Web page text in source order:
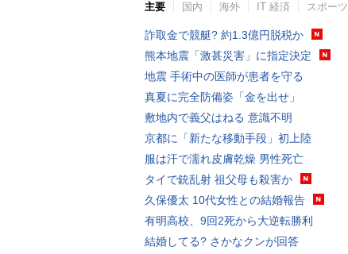
主要 国内 海外 IT 経済 スポーツ
詐取金で競艇? 約1.3億円脱税か
熊本地震「激甚災害」に指定決定
地震 手術中の医師が患者を守る
真夏に完全防備姿「金を出せ」
敷地内で義父はねる 意識不明
京都に「新たな移動手段」初上陸
服は汗で濡れ皮膚乾燥 男性死亡
タイで銃乱射 祖父母も殺害か
久保優太 10代女性との結婚報告
有明高校、9回2死から大逆転勝利
結婚してる? さかなクンが回答